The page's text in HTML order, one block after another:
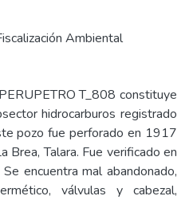
Ambiental
T_808 constituye
hidrocarburos registrado
pozo fue perforado en 1917
Brea, Talara. Fue verificado en
encuentra mal abandonado,
válvulas y cabezal,